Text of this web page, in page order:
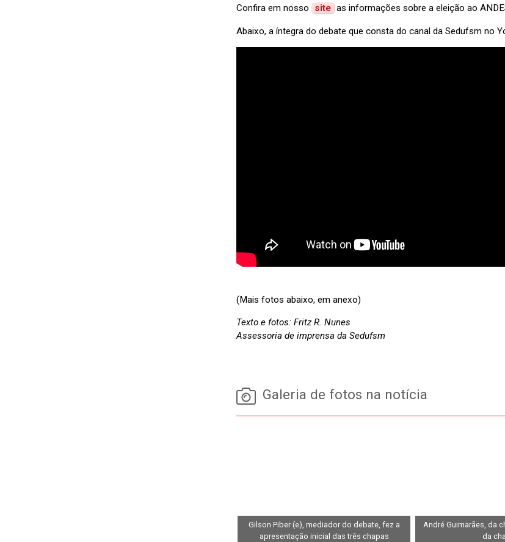
Confira em nosso site as informações sobre a eleição ao
Abaixo, a íntegra do debate que consta do canal da Sedufsm no
(Mais fotos abaixo, em anexo)
Texto e fotos: Fritz R. Nunes
Assessoria de imprensa da Sedufsm
Galeria de fotos na notícia
Gilson Piber (e), mediador do debate, fez a
apresentação inicial das três chapas
André Guimarães, da
da